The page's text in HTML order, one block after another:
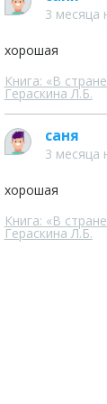
3 месяца
хорошая
Книга: «В
Гераскина Л.Б.
саня
3 месяца
хорошая
Книга: «В
Гераскина Л.Б.